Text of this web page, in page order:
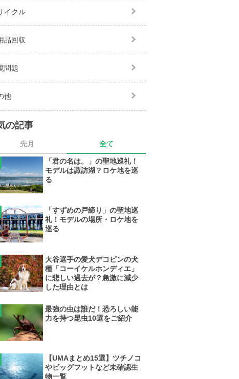
イクル
品回収
問題
他
の記事
先月 全て
「君の名は。」の聖地巡礼！
モデルは諏訪湖？ロケ地を巡
る
「すずめの戸締り」の聖地巡
礼！モデルの場所・ロケ地を
巡る
大谷選手の愛犬デコピンの犬
種「コーイケルホンディエ」
に悲しい過去が？急激に減少
した理由とは
最強の虫は誰だ！恐ろしい能
力を持つ昆虫10選をご紹介
【UMAまとめ15選】ツチノコ
やビッグフットなど未確認生
物一覧